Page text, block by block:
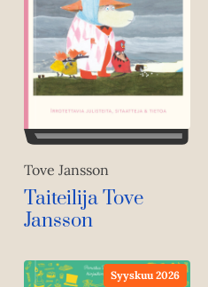
Tove Jansson
Taiteilija Tove
Jansson
Syyskuu 2026